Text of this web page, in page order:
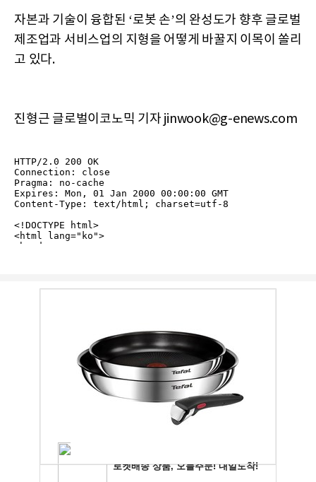
자본과 기술이 융합된 ‘로봇 손’의 완성도가 향후 글로벌
제조업과 서비스업의 지형을 어떻게 바꿀지 이목이 쏠리
고 있다.
진형근 글로벌이코노믹 기자 jinwook@g-enews.com